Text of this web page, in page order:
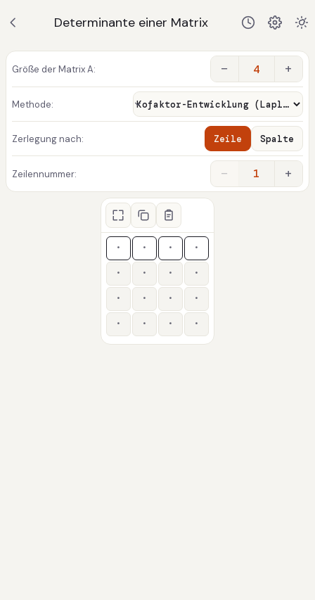
Determinante einer Matrix
Größe der Matrix A: − +
Methode:
Zerlegung nach: Zeile Spalte
Zeilennummer: − 1 +